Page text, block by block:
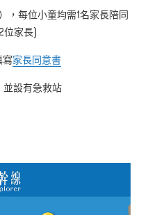
，每位小童均需1名家長陪同
位家長)
寫家長同意書
並設有急救站